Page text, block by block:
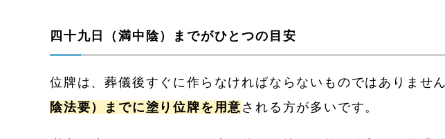
四十九日（満中陰）までがひとつの目安
位牌は、葬儀後すぐに作らなければならないものではありませ
陰法要）までに塗り位牌を用意 される方が多いです。